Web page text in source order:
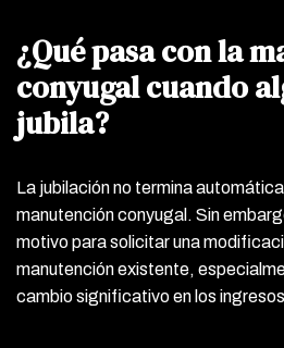
¿Qué pasa con la
conyugal cuando
jubila?
La jubilación no termina
manutención conyugal. Sin
motivo para solicitar una
manutención existente,
cambio significativo en los